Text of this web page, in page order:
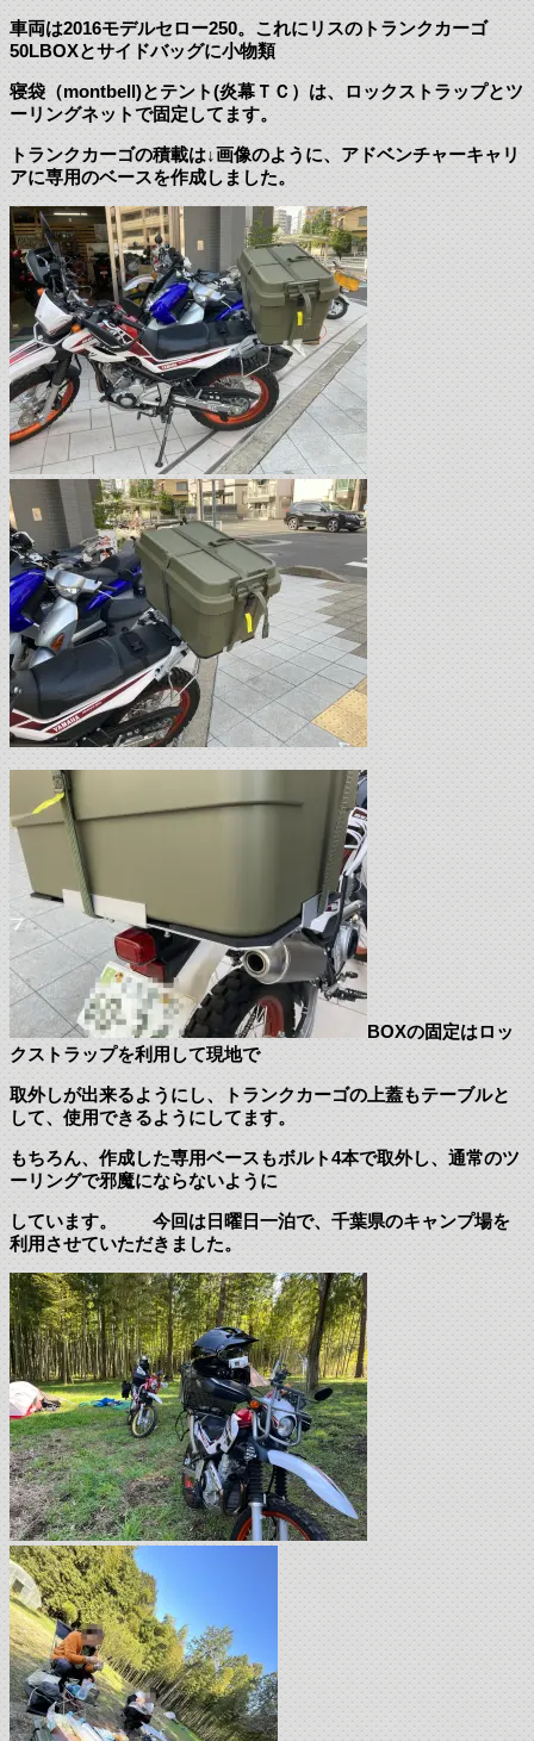
車両は2016モデルセロー250。これにリスのトランクカーゴ
50LBOXとサイドバッグに小物類
寝袋（montbell)とテント(炎幕ＴＣ）は、ロックストラップとツ
ーリングネットで固定してます。
トランクカーゴの積載は↓画像のように、アドベンチャーキャリ
アに専用のベースを作成しました。
BOXの固定はロッ
クストラップを利用して現地で
取外しが出来るようにし、トランクカーゴの上蓋もテーブルと
して、使用できるようにしてます。
もちろん、作成した専用ベースもボルト4本で取外し、通常のツ
ーリングで邪魔にならないように
しています。 今回は日曜日一泊で、千葉県のキャンプ場を
利用させていただきました。